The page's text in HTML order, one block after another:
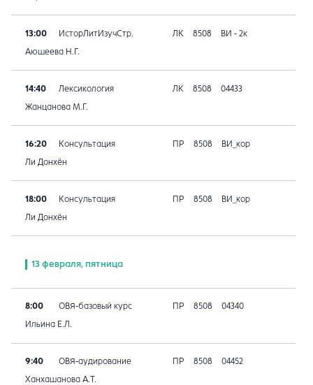
13:00 ИсторЛитИзучСтр. ЛК 8508 ВИ - 2к
Аюшеева Н.Г.
14:40 Лексикология ЛК 8508 04433
Жанцанова М.Г.
16:20 Консультация ПР 8508 ВИ_кор
Ли Донхён
18:00 Консультация ПР 8508 ВИ_кор
Ли Донхён
13 февраля, пятница
8:00 ОВЯ-базовый курс ПР 8508 04340
Ильина Е.Л.
9:40 ОВЯ-аудирование ПР 8508 04452
Ханхашанова А.Т.